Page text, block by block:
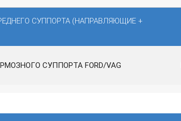
СУППОРТА (НАПРАВЛЯЮЩИЕ +
СУППОРТА FORD/VAG